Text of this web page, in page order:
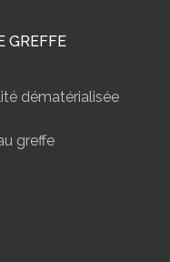
GREFFE
dématérialisée
greffe